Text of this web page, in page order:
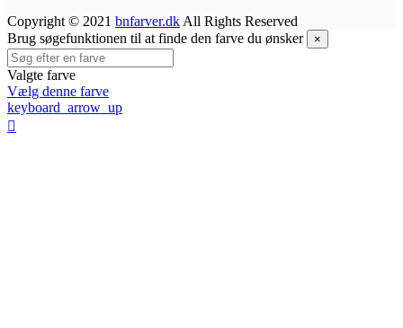
Copyright © 2021 bnfarver.dk All Rights Reserved
Brug søgefunktionen til at finde den farve du ønsker
×
Valgte farve
Vælg denne farve
keyboard_arrow_up
